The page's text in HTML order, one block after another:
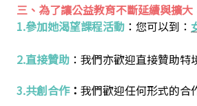
三、為了讓公益教育不斷延續與擴
1.參加她渴望課程活動 ： 您可以到：
2.直接贊助 ： 我們亦歡迎直接贊助特
3.共創合作： 我們歡迎任何形式的